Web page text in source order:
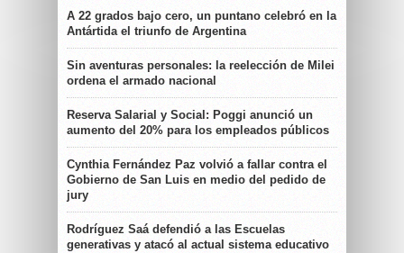
A 22 grados bajo cero, un puntano celebró en la
Antártida el triunfo de Argentina
Sin aventuras personales: la reelección de Milei
ordena el armado nacional
Reserva Salarial y Social: Poggi anunció un
aumento del 20% para los empleados públicos
Cynthia Fernández Paz volvió a fallar contra el
Gobierno de San Luis en medio del pedido de
jury
Rodríguez Saá defendió a las Escuelas
generativas y atacó al actual sistema educativo